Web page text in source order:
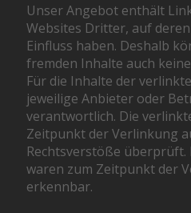
Unser Angebot enthält
Websites Dritter, auf
Einfluss haben. Deshalb
fremden Inhalte auch
Für die Inhalte der
jeweilige Anbieter oder
verantwortlich. Die
Zeitpunkt der Verlinkung
Rechtsverstöße überprüft.
waren zum Zeitpunkt der
erkennbar.